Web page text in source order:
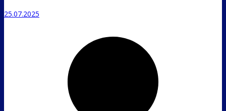
25.07.2025